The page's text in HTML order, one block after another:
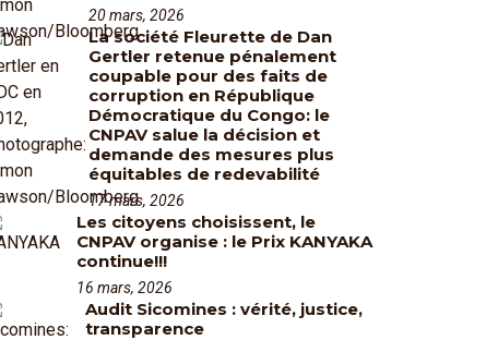
20 mars, 2026
La société Fleurette de Dan
Gertler retenue pénalement
coupable pour des faits de
corruption en République
Démocratique du Congo: le
CNPAV salue la décision et
demande des mesures plus
équitables de redevabilité
17 mars, 2026
Les citoyens choisissent, le
CNPAV organise : le Prix KANYAKA
continue!!!
16 mars, 2026
Audit Sicomines : vérité, justice,
transparence